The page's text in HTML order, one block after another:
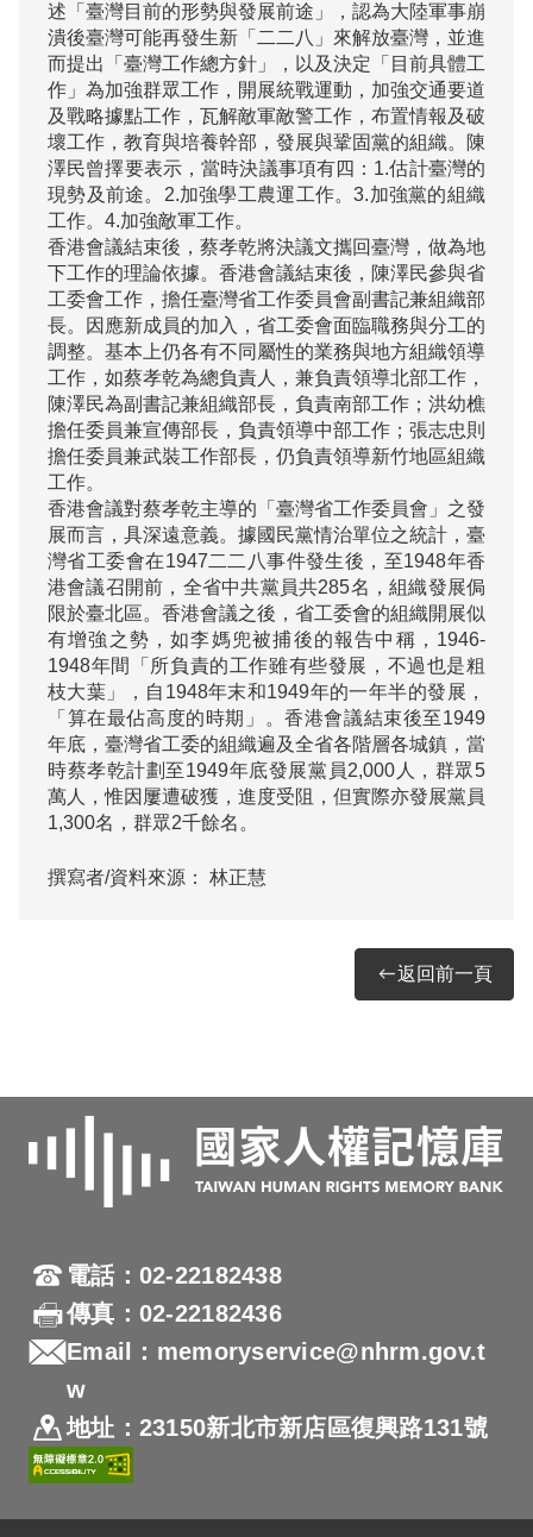
述「臺灣目前的形勢與發展前途」，認為大陸軍事崩
潰後臺灣可能再發生新「二二八」來解放臺灣，並進
而提出「臺灣工作總方針」，以及決定「目前具體工
作」為加強群眾工作，開展統戰運動，加強交通要道
及戰略據點工作，瓦解敵軍敵警工作，布置情報及破
壞工作，教育與培養幹部，發展與鞏固黨的組織。陳
澤民曾擇要表示，當時決議事項有四：1.估計臺灣的
現勢及前途。2.加強學工農運工作。3.加強黨的組織
工作。4.加強敵軍工作。
香港會議結束後，蔡孝乾將決議文攜回臺灣，做為地
下工作的理論依據。香港會議結束後，陳澤民參與省
工委會工作，擔任臺灣省工作委員會副書記兼組織部
長。因應新成員的加入，省工委會面臨職務與分工的
調整。基本上仍各有不同屬性的業務與地方組織領導
工作，如蔡孝乾為總負責人，兼負責領導北部工作，
陳澤民為副書記兼組織部長，負責南部工作；洪幼樵
擔任委員兼宣傳部長，負責領導中部工作；張志忠則
擔任委員兼武裝工作部長，仍負責領導新竹地區組織
工作。
香港會議對蔡孝乾主導的「臺灣省工作委員會」之發
展而言，具深遠意義。據國民黨情治單位之統計，臺
灣省工委會在1947二二八事件發生後，至1948年香
港會議召開前，全省中共黨員共285名，組織發展侷
限於臺北區。香港會議之後，省工委會的組織開展似
有增強之勢，如李媽兜被捕後的報告中稱，1946-
1948年間「所負責的工作雖有些發展，不過也是粗
枝大葉」，自1948年末和1949年的一年半的發展，
「算在最佔高度的時期」。香港會議結束後至1949
年底，臺灣省工委的組織遍及全省各階層各城鎮，當
時蔡孝乾計劃至1949年底發展黨員2,000人，群眾5
萬人，惟因屢遭破獲，進度受阻，但實際亦發展黨員
1,300名，群眾2千餘名。
撰寫者/資料來源： 林正慧
返回前一頁
電話：02-22182438
傳真：02-22182436
Email：memoryservice@nhrm.gov.t
w
地址：23150新北市新店區復興路131號